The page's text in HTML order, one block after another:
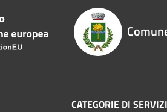
CATEGORIE DI